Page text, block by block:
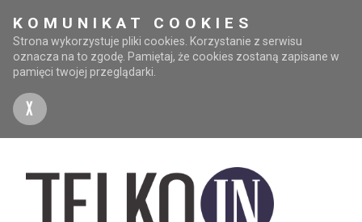
KOMUNIKAT COOKIES
Strona wykorzystuje pliki cookies. Korzystanie z serwisu
oznacza na to zgodę. Pamiętaj, że cookies zostaną zapisane w
pamięci twojej przeglądarki.
X